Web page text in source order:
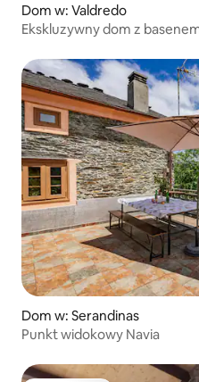
Dom w: Valdredo
Ekskluzywny dom z
Dom w: Serandinas
Punkt widokowy Navia